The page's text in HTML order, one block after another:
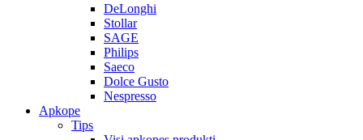
DeLonghi
Stollar
SAGE
Philips
Saeco
Dolce Gusto
Nespresso
Apkope
Tips